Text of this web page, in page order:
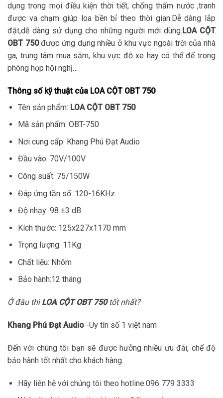
dụng trong mọi điều kiện thời tiết, chống thấm nước ,tranh
được va chạm giúp loa bền bỉ theo thời gian.Dễ dàng lắp
đặt,dễ dàng sử dụng cho những người mới dùng.LOA CỘT
OBT 750được ứng dụng nhiều ở khu vực ngoài trời của nhà
ga, trung tâm mua sắm, khu vực đỗ xe hay có thể để trong
phòng họp hội nghị…
Thông số kỹ thuật của LOA CỘT OBT 750
Tên sản phẩm: LOA CỘT OBT 750
Mã sản phẩm: OBT-750
Nơi cung cấp: Khang Phú Đạt Audio
Đầu vào: 70V/100V
Công suất: 75/150W
Đáp ứng tần số: 120-16KHz
Độ nhạy: 98 ±3 dB
Kích thước: 125x227x1170 mm
Trọng lượng: 11Kg
Chất liệu: Nhôm
Bảo hành:12 tháng
Ở đâu thì LOA CỘT OBT 750tốt nhất?
Khang Phú Đạt Audio -Uy tín số 1 việt nam
Đến với chúng tôi bạn sẽ được hưởng nhiều ưu đãi, chế độ
bảo hành tốt nhất cho khách hàng.
Hãy liên hệ với chúng tôi theo hotline:096 779 3333